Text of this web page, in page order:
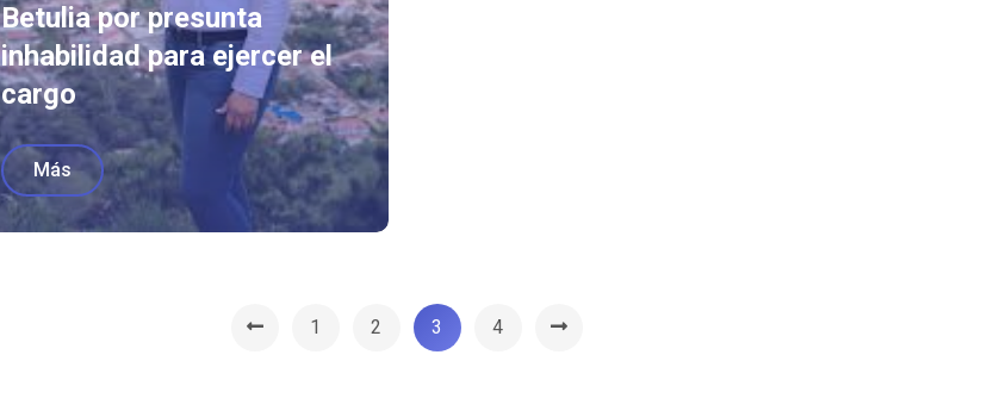
Betulia por presunta
inhabilidad para ejercer el
cargo
Más
1 2 3 4